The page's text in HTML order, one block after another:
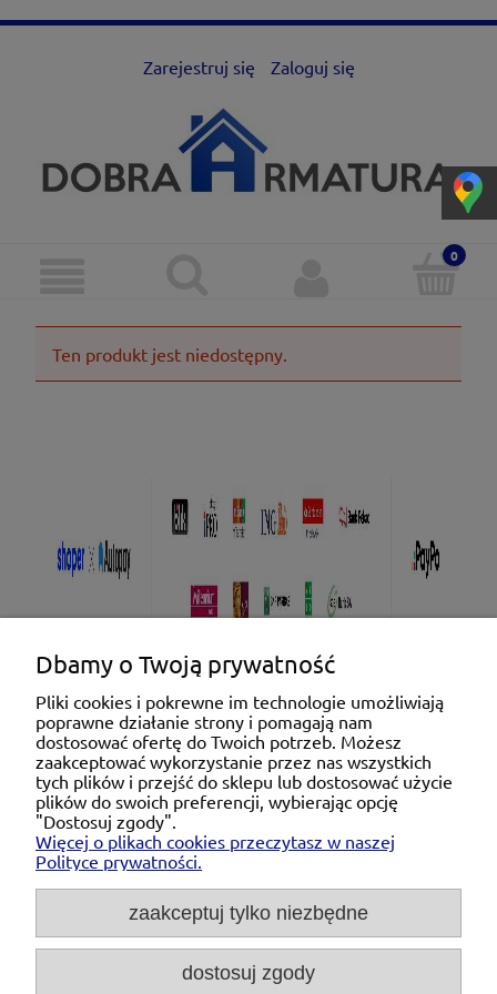
Zarejestruj się Zaloguj się
Ten produkt jest niedostępny.
Pomoc
Moje konto
Płatności i dostawa
O nas
Michał Niedźwiecki Dobra Armatura, ul. Krakowska
Dbamy o Twoją prywatność
Pliki cookies i pokrewne im technologie umożliwiają
poprawne działanie strony i pomagają nam
dostosować ofertę do Twoich potrzeb. Możesz
zaakceptować wykorzystanie przez nas wszystkich
tych plików i przejść do sklepu lub dostosować użycie
plików do swoich preferencji, wybierając opcję
"Dostosuj zgody".
Więcej o plikach cookies przeczytasz w naszej
Polityce prywatności.
zaakceptuj tylko niezbędne
dostosuj zgody